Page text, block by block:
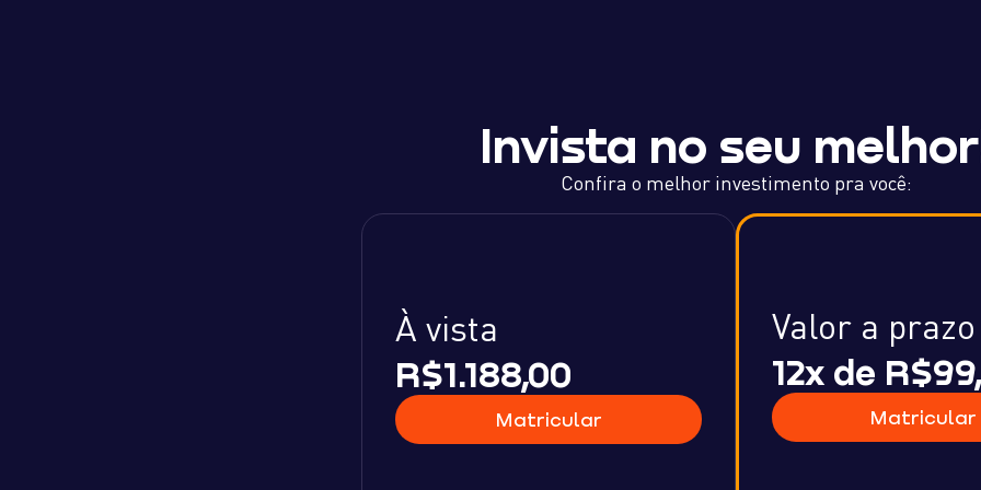
Invista no seu
Confira o melhor investimento pra você:
À vista
R$1.188,00
Matricular
Valor a prazo
12x de
Matricular